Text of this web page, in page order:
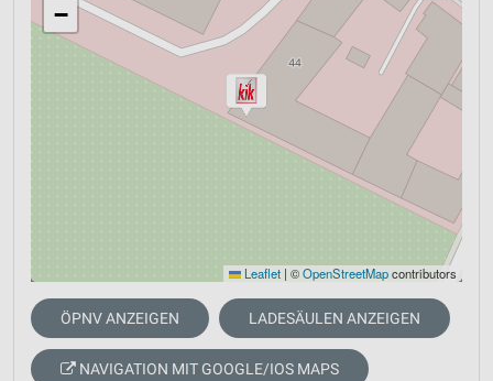
−
Leaflet | ©OpenStreetMapcontributors
ÖPNV ANZEIGEN LADESÄULEN ANZEIGEN
NAVIGATION MIT GOOGLE/IOS MAPS